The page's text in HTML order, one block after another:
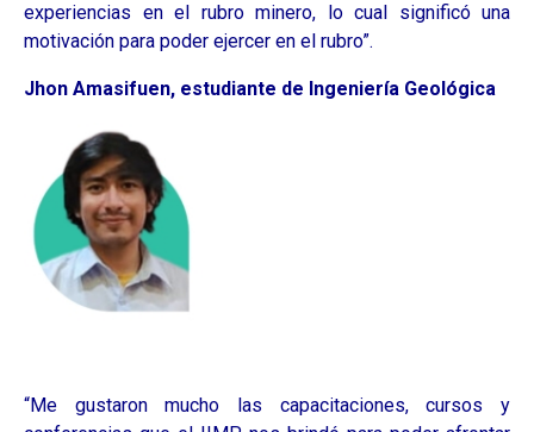
experiencias en el rubro minero, lo cual significó una
motivación para poder ejercer en el rubro”.
Jhon Amasifuen, estudiante de Ingeniería Geológica
“Me gustaron mucho las capacitaciones, cursos y